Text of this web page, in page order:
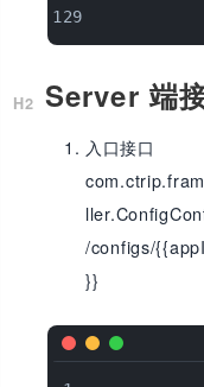
Server 端
入口接口
/configs/
}}